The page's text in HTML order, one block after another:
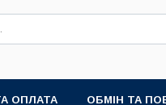
ОПЛАТА ОБМІН ТА